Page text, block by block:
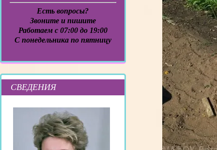
Есть вопросы?
Звоните и пишите
Работаем с 07:00 до 19:00
C понедельника по пятницу
СВЕДЕНИЯ